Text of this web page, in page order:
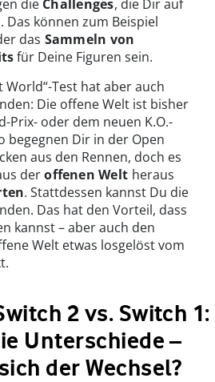
die Challenges, die Dir auf
Das können zum Beispiel
das Sammeln von
für Deine Figuren sein.
Test hat aber auch
Die offene Welt ist bisher
Prix- oder dem neuen K.O.-
begegnen Dir in der Open
aus den Rennen, doch es
deroffenen Welt heraus
. Stattdessen kannst Du die
Das hat den Vorteil, dass
kannst – aber auch den
Welt etwas losgelöst vom
2 vs. Switch 1:
Unterschiede –
der Wechsel?